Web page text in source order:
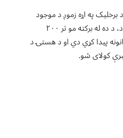
برخلیک په اړه زموږ د موجود
علم او فکر بنسټ کېښود، د ده له برکته مو تر ۲۰۰
پیدا کړي دي او د هستۍ د
کولای شو.